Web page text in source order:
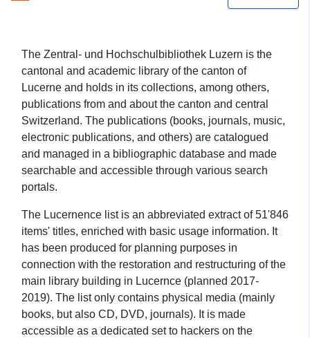
The Zentral- und Hochschulbibliothek Luzern is the
cantonal and academic library of the canton of
Lucerne and holds in its collections, among others,
publications from and about the canton and central
Switzerland. The publications (books, journals, music,
electronic publications, and others) are catalogued
and managed in a bibliographic database and made
searchable and accessible through various search
portals.
The Lucernence list is an abbreviated extract of 51'846
items' titles, enriched with basic usage information. It
has been produced for planning purposes in
connection with the restoration and restructuring of the
main library building in Lucernce (planned 2017-
2019). The list only contains physical media (mainly
books, but also CD, DVD, journals). It is made
accessible as a dedicated set to hackers on the